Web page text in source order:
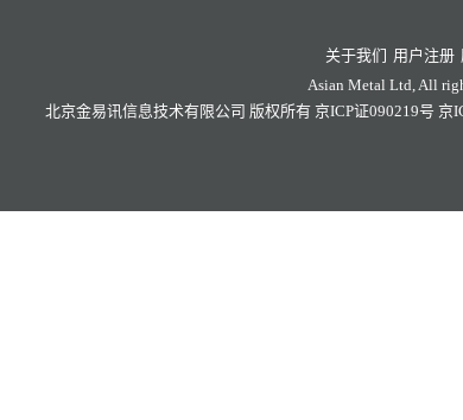
关于我们 用户注册
Asian Metal Ltd, All
北京金易讯信息技术有限公司 版权所有 京ICP证090219号 京